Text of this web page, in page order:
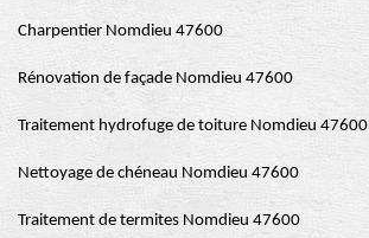
Charpentier Nomdieu 47600
Rénovation de façade Nomdieu 47600
Traitement hydrofuge de toiture Nomdieu 47600
Nettoyage de chéneau Nomdieu 47600
Traitement de termites Nomdieu 47600